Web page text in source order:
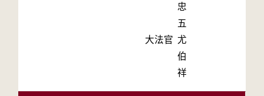
忠
五
大法官 尤
伯
祥